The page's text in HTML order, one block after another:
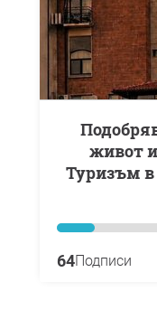
Подобряване на Условията за
живот
Туризъм в
64Подписи